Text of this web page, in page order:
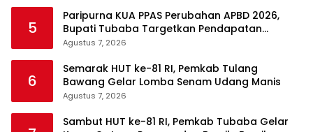
5
Paripurna KUA PPAS Perubahan APBD 2026,
Bupati Tubaba Targetkan Pendapatan
Daerah Rp820,3 Miliar
Agustus 7, 2026
6
Semarak HUT ke-81 RI, Pemkab Tulang
Bawang Gelar Lomba Senam Udang Manis
Agustus 7, 2026
Sambut HUT ke-81 RI, Pemkab Tubaba Gelar